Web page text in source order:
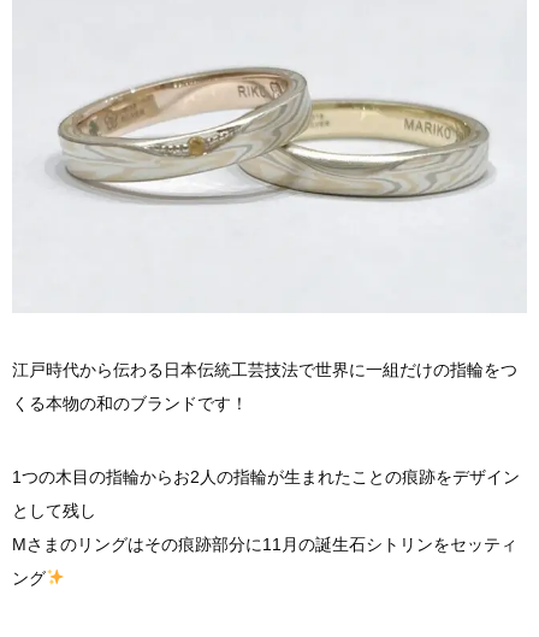
江戸時代から伝わる日本伝統工芸技法で世界に一組だけの指輪をつ
くる本物の和のブランドです！
1つの木目の指輪からお2人の指輪が生まれたことの痕跡をデザイン
として残し
Mさまのリングはその痕跡部分に11月の誕生石シトリンをセッティ
ング